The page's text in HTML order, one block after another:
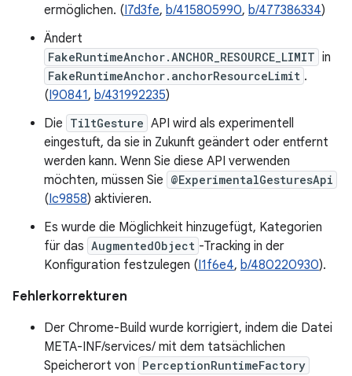
ermöglichen. (I7d3fe, b/415805990, b/477386334)
Ändert
FakeRuntimeAnchor.ANCHOR_RESOURCE_LIMIT in
FakeRuntimeAnchor.anchorResourceLimit .
(I90841, b/431992235)
Die TiltGesture API wird als experimentell
eingestuft, da sie in Zukunft geändert oder entfernt
werden kann. Wenn Sie diese API verwenden
möchten, müssen Sie @ExperimentalGesturesApi
(Ic9858) aktivieren.
Es wurde die Möglichkeit hinzugefügt, Kategorien
für das AugmentedObject -Tracking in der
Konfiguration festzulegen (I1f6e4, b/480220930).
Fehlerkorrekturen
Der Chrome-Build wurde korrigiert, indem die Datei
META-INF/services/ mit dem tatsächlichen
Speicherort von PerceptionRuntimeFactory